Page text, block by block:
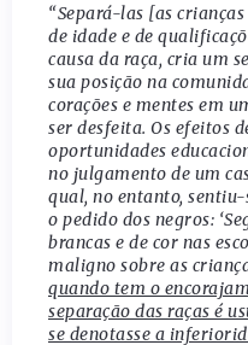
“Separá-las [as
de idade e de
causa da raça, cria um
sua posição na
corações e mentes em
ser desfeita. Os efeitos
oportunidades
no julgamento de um
qual, no entanto,
o pedido dos negros:
brancas e de cor nas
maligno sobre as
quando tem o
separação das raças é
se denotasse a